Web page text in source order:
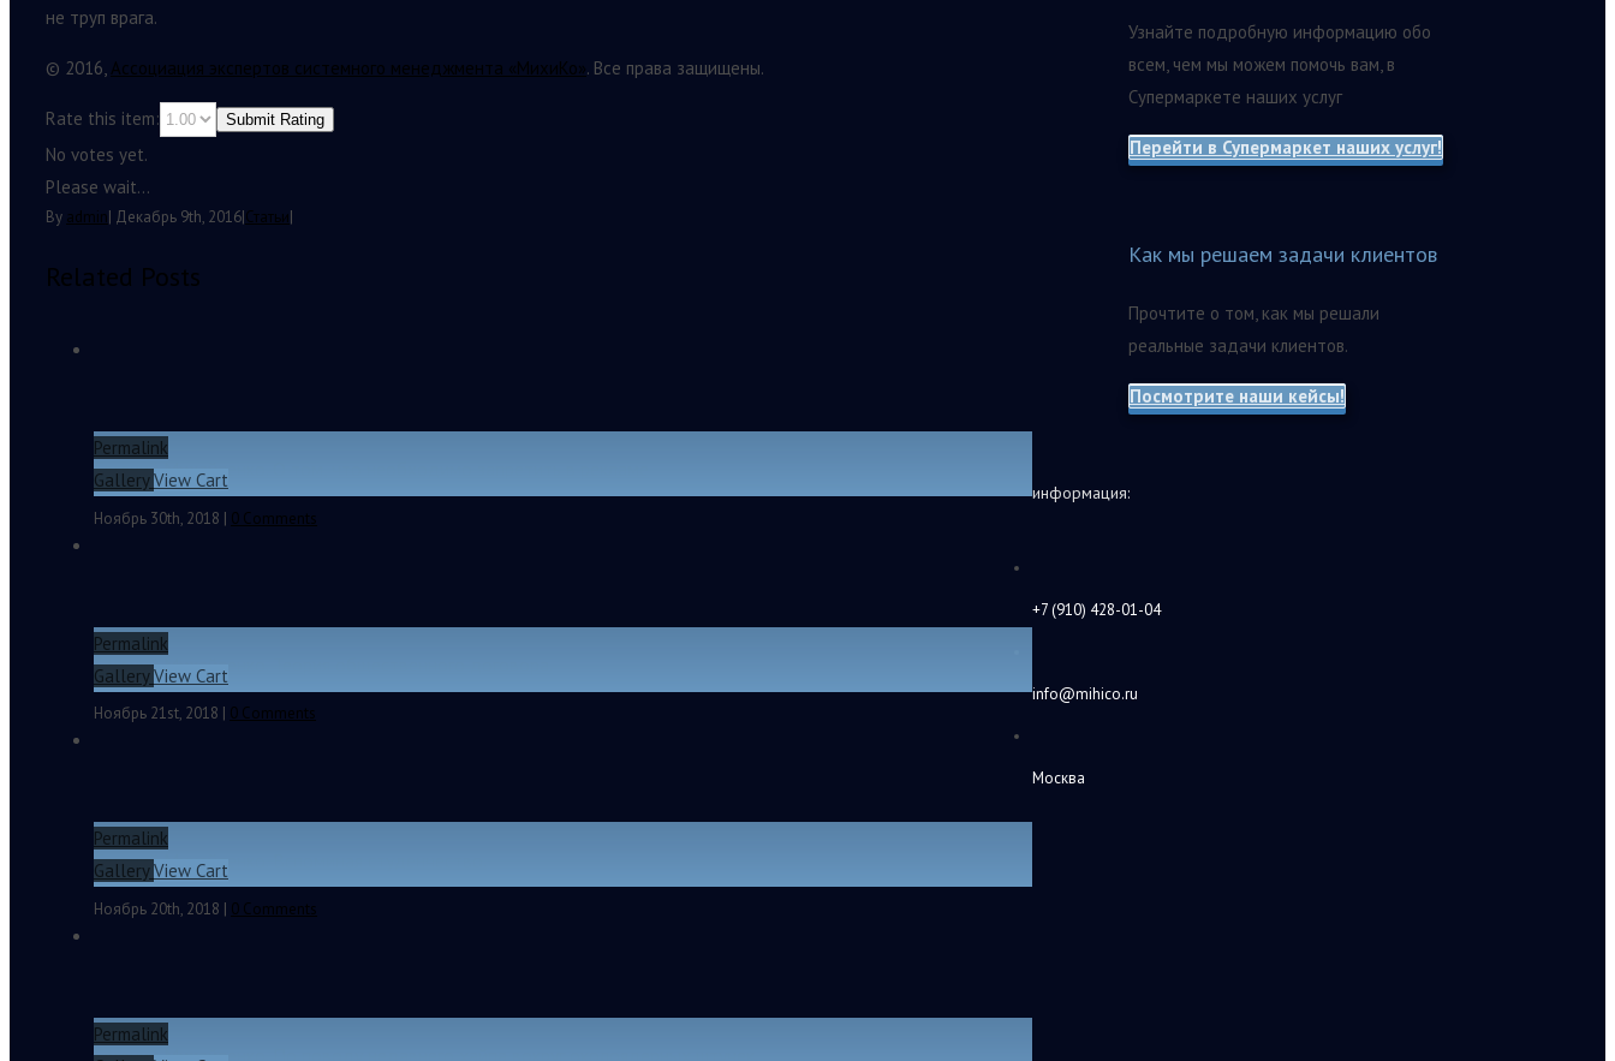
не труп врага.
© 2016, Ассоциация экспертов системного менеджмента «МихиКо». Все права защищены.
Rate this item: Submit Rating
No votes yet.
Please wait...
By admin| Декабрь 9th, 2016|Статьи|
Related Posts
Permalink
GalleryView Cart
Евгений Михайленко. О том, что необходимо запретить в рекламе
Ноябрь 30th, 2018 | 0 Comments
Permalink
GalleryView Cart
Евгений Михайленко. Теория общественного договора.
Ноябрь 21st, 2018 | 0 Comments
Permalink
GalleryView Cart
Евгений Михайленко. Вспоминая студенчество.
Ноябрь 20th, 2018 | 0 Comments
Permalink
Евгений Михайленко. По поводу недавнего хайпа вокруг околоядерных штучек.
Узнайте подробную информацию обо
всем, чем мы можем помочь вам, в
Супермаркете наших услуг
Перейти в Супермаркет наших услуг!
Как мы решаем задачи клиентов
Прочтите о том, как мы решали
реальные задачи клиентов.
Посмотрите наши кейсы!
информация:
+7 (910) 428-01-04
info@mihico.ru
Москва